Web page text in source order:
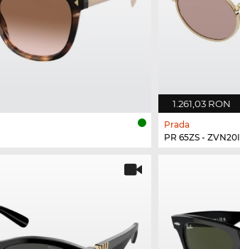
1.261,03 RON
Prada
PR 65ZS - ZVN20I